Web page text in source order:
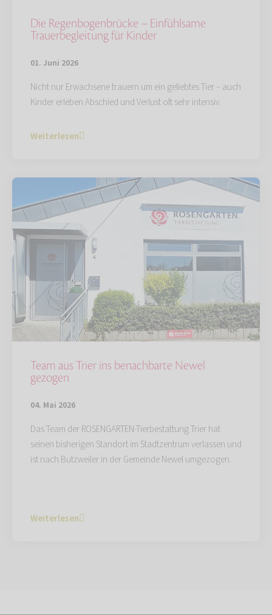
Die Regenbogenbrücke – Einfühlsame
Trauerbegleitung für Kinder
01. Juni 2026
Nicht nur Erwachsene trauern um ein geliebtes Tier – auch
Kinder erleben Abschied und Verlust oft sehr intensiv.
Weiterlesen
Team aus Trier ins benachbarte Newel
gezogen
04. Mai 2026
Das Team der ROSENGARTEN-Tierbestattung Trier hat
seinen bisherigen Standort im Stadtzentrum verlassen und
ist nach Butzweiler in der Gemeinde Newel umgezogen.
Weiterlesen